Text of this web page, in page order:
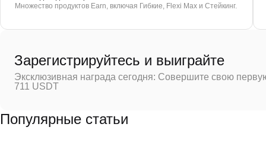
Множество продуктов Earn, включая Гибкие, Flexi Max и Стейкинг.
Зарегистрируйтесь и выиграйте
Эксклюзивная награда сегодня: Совершите свою
711 USDT
Популярные статьи